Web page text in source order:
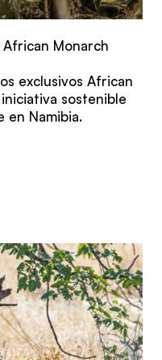
Monarch
exclusivos African
sostenible
en Namibia.